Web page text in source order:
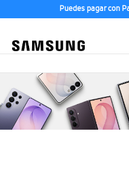
Puedes pagar con